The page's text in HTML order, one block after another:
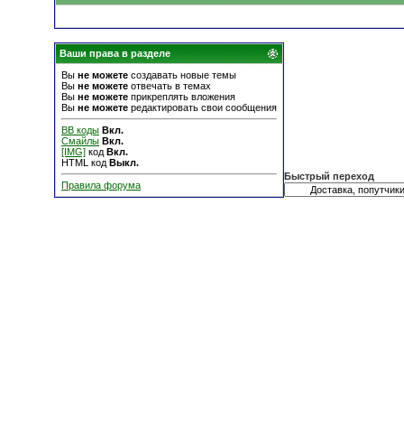
Ваши права в разделе
Вы не можете создавать новые темы
Вы не можете отвечать в темах
Вы не можете прикреплять вложения
Вы не можете редактировать свои сообщения
BB коды Вкл.
Смайлы Вкл.
[IMG] код Вкл.
HTML код Выкл.
Правила форума
Быстрый переход